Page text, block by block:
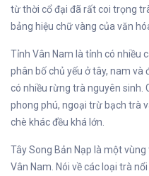
từ thời cổ đại đã rất coi trọng
bảng hiệu chữ vàng của văn
Tỉnh Vân Nam là tỉnh có nhiều
phân bố chủ yếu ở tây, nam và
có nhiều rừng trà nguyên sinh.
phong phú, ngoại trừ bạch trà
chè khác đều khá lớn.
Tây Song Bản Nạp là một
Vân Nam. Nói về các loại trà